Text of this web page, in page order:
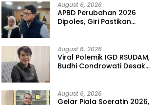
August 6, 2026
APBD Perubahan 2026
Dipoles, Giri Pastikan
August 6, 2026
Viral Polemik IGD RSUDAM,
Budhi Condrowati Desak
August 6, 2026
Gelar Piala Soeratin 2026,